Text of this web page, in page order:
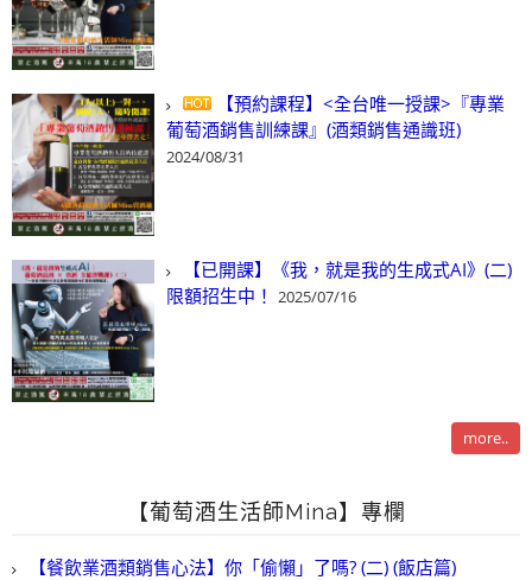
【預約課程】<全台唯一授課>『專業
葡萄酒銷售訓練課』(酒類銷售通識班)
2024/08/31
【已開課】《我，就是我的生成式AI》(二)
限額招生中！ 2025/07/16
more..
【葡萄酒生活師Mina】專欄
【餐飲業酒類銷售心法】你「偷懶」了嗎? (二) (飯店篇)